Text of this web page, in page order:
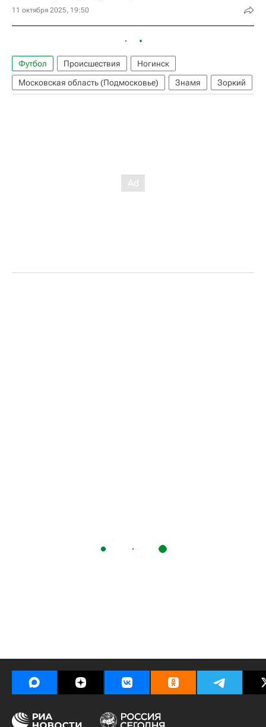
11 октября 2025, 19:50
Футбол Происшествия
Ногинск
Московская область (Подмосковье)
Знамя Зоркий